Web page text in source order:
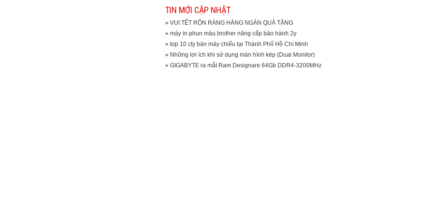
TIN MỚI CẬP NHẬT
» VUI TẾT RỘN RÀNG HÀNG NGÀN QUÀ TẶNG
» máy in phun màu brother nâng cấp bảo hành 2y
» top 10 cty bán máy chiếu tại Thành Phố Hồ Chí Minh
» Những lợi ích khi sử dụng màn hình kép (Dual Monitor)
» GIGABYTE ra mắt Ram Designare 64Gb DDR4-3200MHz